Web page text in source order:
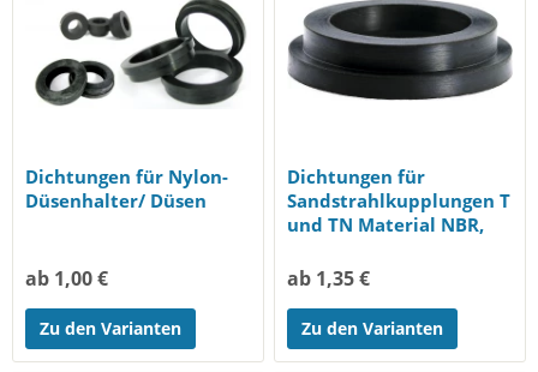
Dichtungen für Nylon-
Düsenhalter/ Düsen
ab 1,00 €
Zu den Varianten
Dichtungen für
Sandstrahlkupplungen T
und TN Material NBR,
ab 1,35 €
Zu den Varianten